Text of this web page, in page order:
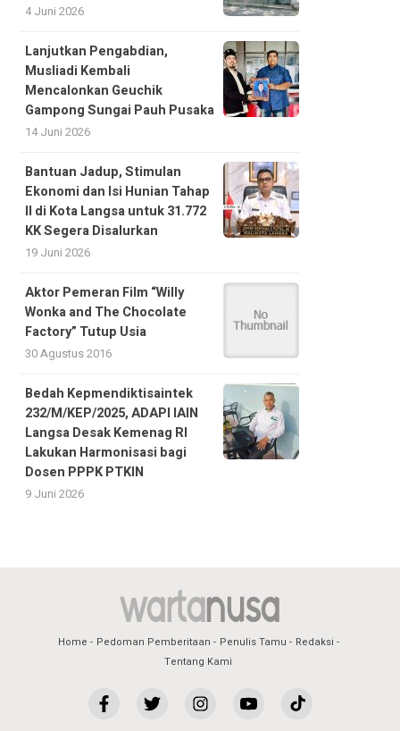
4 Juni 2026
Lanjutkan Pengabdian,
Musliadi Kembali
Mencalonkan Geuchik
Gampong Sungai Pauh Pusaka
14 Juni 2026
Bantuan Jadup, Stimulan
Ekonomi dan Isi Hunian Tahap
II di Kota Langsa untuk 31.772
KK Segera Disalurkan
19 Juni 2026
Aktor Pemeran Film “Willy
Wonka and The Chocolate
Factory” Tutup Usia
30 Agustus 2016
Bedah Kepmendiktisaintek
232/M/KEP/2025, ADAPI IAIN
Langsa Desak Kemenag RI
Lakukan Harmonisasi bagi
Dosen PPPK PTKIN
9 Juni 2026
Home Pedoman Pemberitaan Penulis Tamu
Redaksi
Tentang Kami